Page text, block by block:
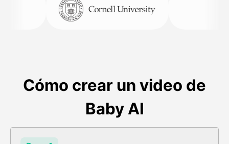
Cómo crear un video de
Baby AI